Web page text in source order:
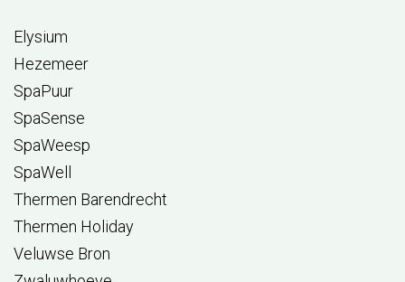
Elysium
Hezemeer
SpaPuur
SpaSense
SpaWeesp
SpaWell
Thermen Barendrecht
Thermen Holiday
Veluwse Bron